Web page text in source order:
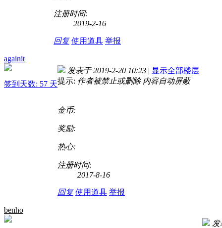
注册时间:
2019-2-16
回复 使用道具 举报
againit
签到天数: 57 天
发表于 2019-2-20 10:23 | 显示全部楼层
提示: 作者被禁止或删除 内容自动屏蔽
金币:
奖励:
热心:
注册时间:
2017-8-16
回复 使用道具 举报
benho
发